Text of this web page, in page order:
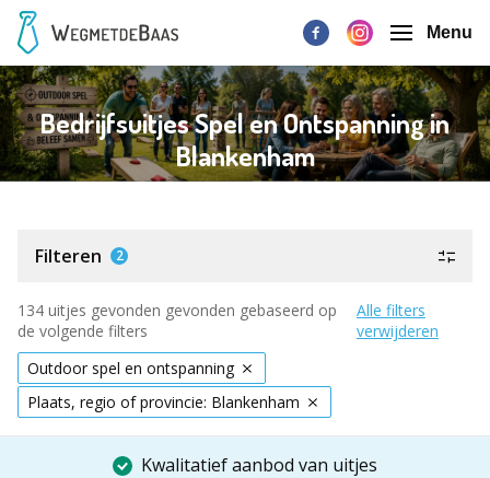
Menu
Bedrijfsuitjes Spel en Ontspanning in
Blankenham
Filteren 2
134 uitjes gevonden gevonden gebaseerd op
de volgende filters
Alle filters
verwijderen
Outdoor spel en ontspanning
Plaats, regio of provincie: Blankenham
Kwalitatief aanbod van uitjes